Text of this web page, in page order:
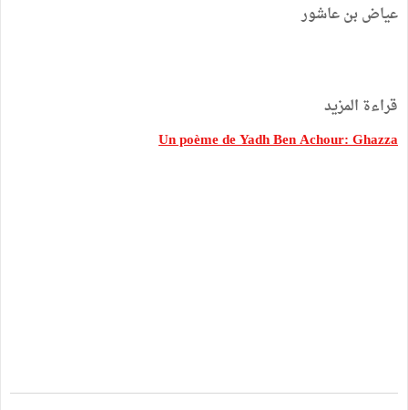
عياض بن عاشور
قراءة المزيد
Un poème de Yadh Ben Achour: Ghazza